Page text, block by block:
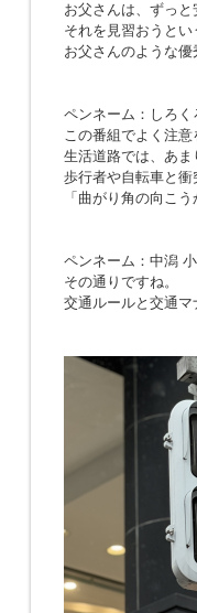
お父さんは、ずっと
それを見習おうと
お父さんのような優
ペンネーム：しろく
この番組でよく注意
生活道路では、あま
歩行者や自転車と
「曲がり角の向こ
ペンネーム：中潟
その通りですね。
交通ルールと交通マ